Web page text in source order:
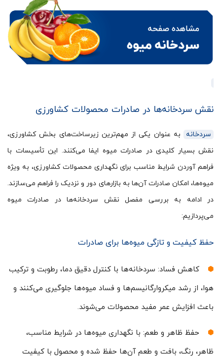
نقش سردخانه‌ها در صادرات محصولات کشاورزی
سردخانه‌
به عنوان یکی از مهم‌ترین زیرساخت‌های بخش کشاورزی،
نقش بسیار کلیدی در صادرات میوه ایفا می‌کنند. این تأسیسات با
فراهم آوردن شرایط مناسب برای نگهداری محصولات کشاورزی، به ویژه
میوه‌ها، امکان صادرات آن‌ها به بازارهای دور و نزدیک را فراهم می‌سازند.
در ادامه به بررسی مفصل نقش سردخانه‌ها در صادرات میوه
می‌پردازیم:
حفظ کیفیت و تازگی میوه‌ها برای صادرات
کاهش فساد: سردخانه‌ها با کنترل دقیق دما، رطوبت و ترکیب
هوا، از رشد میکروارگانیسم‌ها و فساد میوه‌ها جلوگیری می‌کنند و
باعث افزایش عمر مفید محصولات می‌شوند.
حفظ ظاهر و طعم: با نگهداری میوه‌ها در شرایط مناسب،
ظاهر، رنگ، بافت و طعم آن‌ها حفظ شده و محصول با کیفیت